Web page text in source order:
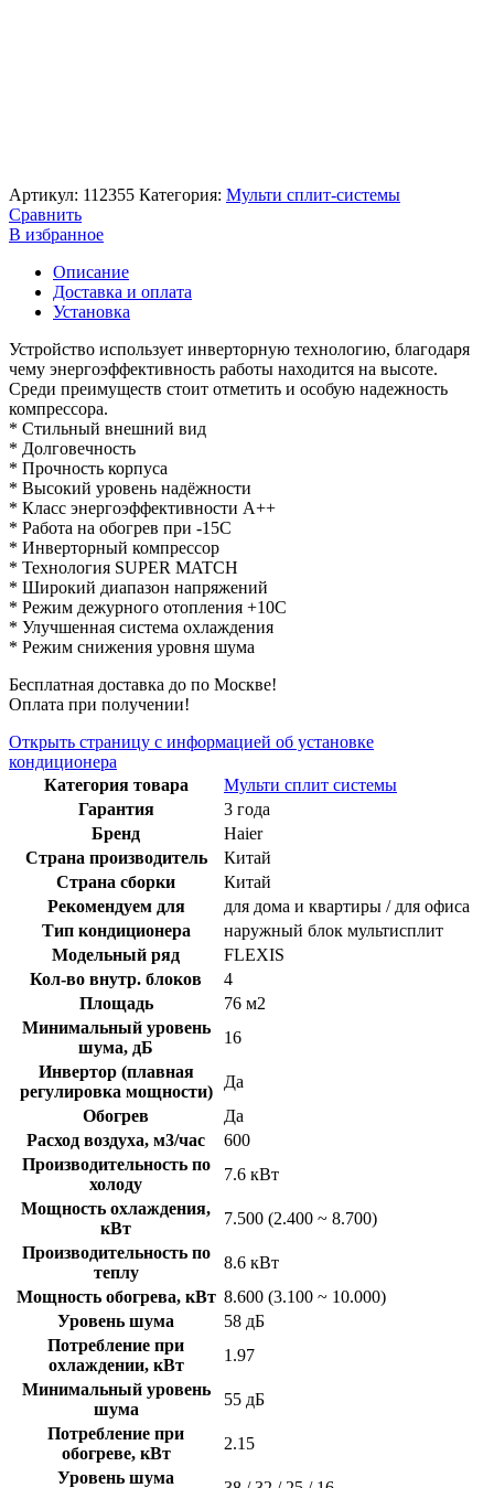
Артикул: 112355 Категория: Мульти сплит-системы
Сравнить
В избранное
Описание
Доставка и оплата
Установка
Устройство использует инверторную технологию, благодаря
чему энергоэффективность работы находится на высоте.
Среди преимуществ стоит отметить и особую надежность
компрессора.
* Стильный внешний вид
* Долговечность
* Прочность корпуса
* Высокий уровень надёжности
* Класс энергоэффективности А++
* Работа на обогрев при -15С
* Инверторный компрессор
* Технология SUPER MATCH
* Широкий диапазон напряжений
* Режим дежурного отопления +10С
* Улучшенная система охлаждения
* Режим снижения уровня шума
Бесплатная доставка до по Москве!
Оплата при получении!
Открыть страницу с информацией об установке
кондиционера
Категория товара
Мульти сплит системы
Гарантия
3 года
Бренд
Haier
Страна производитель
Китай
Страна сборки
Китай
Рекомендуем для
для дома и квартиры / для офиса
Тип кондиционера
наружный блок мультисплит
Модельный ряд
FLEXIS
Кол-во внутр. блоков
4
Площадь
76 м2
Минимальный уровень
шума, дБ
16
Инвертор (плавная
регулировка мощности)
Да
Обогрев
Да
Расход воздуха, м3/час
600
Производительность по
холоду
7.6 кВт
Мощность охлаждения,
кВт
7.500 (2.400 ~ 8.700)
Производительность по
теплу
8.6 кВт
Мощность обогрева, кВт 8.600 (3.100 ~ 10.000)
Уровень шума
58 дБ
Потребление при
охлаждении, кВт
1.97
Минимальный уровень
шума
55 дБ
Потребление при
обогреве, кВт
2.15
Уровень шума